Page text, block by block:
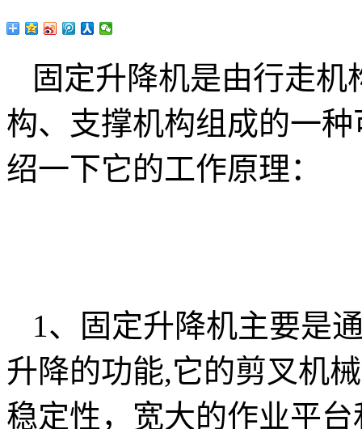
固定升降机是由行走
构、支撑机构组成的一
绍一下它的工作原理：
1、固定升降机主要是
升降的功能,它的剪叉机
稳定性，宽大的作业平